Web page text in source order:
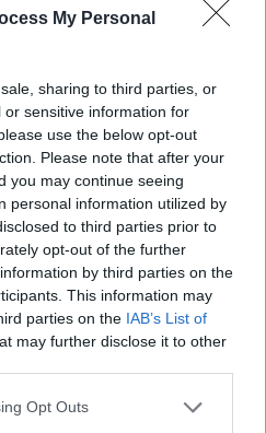
My Personal
sharing to third parties, or
sensitive information for
use the below opt-out
Please note that after your
you may continue seeing
personal information utilized by
to third parties prior to
opt-out of the further
by third parties on the
This information may
parties on the IAB’s List of
may further disclose it to other
Opt Outs
napos előrejelzés
Orvosmeteorológia
Páratartalom
Radar Hójelentés
Holdnaptár Receptek
Mikor? Légnyomás
fogalomtar